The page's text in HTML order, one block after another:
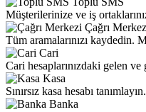
Müşterilerinize ve iş
Çağrı
Tüm aramalarınızı kaydedin.
Cari
Cari hesaplarınızdaki gelen
Kasa
Sınırsız kasa hesabı
Banka